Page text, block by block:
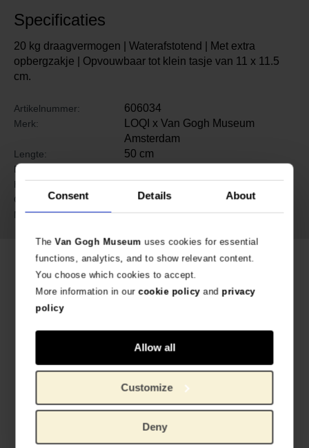
Consent Details About
TheVan Gogh Museum uses cookies for essential
functions, analytics, and to show relevant content.
You choose which cookies to accept.
More information in ourcookie policyand privacy
policy
Allow all
Customize
Deny
Specificaties
20 kg draagvermogen | Waterafstotend | Met extra
opbergzakje | Opvouwbaar tot klein tasje van 11 x 11.5
cm.
Artikelnummer: 606034
Merk:
LOQI x Van Gogh Museum
Amsterdam
Lengte: 50 cm
Breedte:
Hoogte: 0.2 cm
Gewicht: 55 gram
Materiaal: 100% Recycled Taffeta
Gerelateerde producten